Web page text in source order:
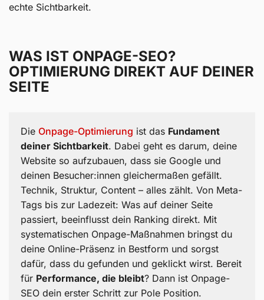
echte Sichtbarkeit.
WAS IST ONPAGE-SEO?
OPTIMIERUNG DIREKT AUF DEINER
SEITE
Die Onpage-Optimierung ist das Fundament
deiner Sichtbarkeit. Dabei geht es darum, deine
Website so aufzubauen, dass sie Google und
deinen Besucher:innen gleichermaßen gefällt.
Technik, Struktur, Content – alles zählt. Von Meta-
Tags bis zur Ladezeit: Was auf deiner Seite
passiert, beeinflusst dein Ranking direkt. Mit
systematischen Onpage-Maßnahmen bringst du
deine Online-Präsenz in Bestform und sorgst
dafür, dass du gefunden und geklickt wirst. Bereit
für Performance, die bleibt? Dann ist Onpage-
SEO dein erster Schritt zur Pole Position.